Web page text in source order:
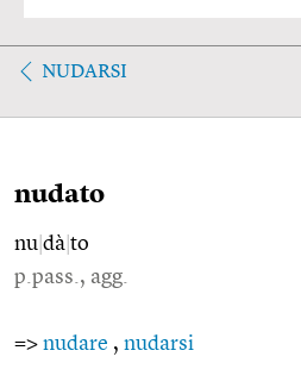
NUDARSI
nudato
nu dà to
p.pass., agg.
=> nudare , nudarsi